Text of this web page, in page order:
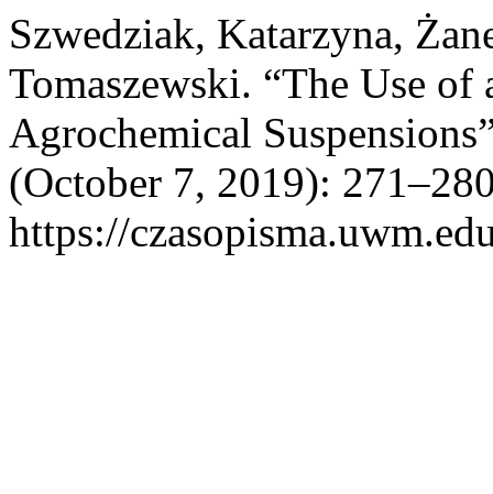
Szwedziak, Katarzyna,
Tomaszewski. “The Use
Agrochemical
(October 7, 2019):
https://